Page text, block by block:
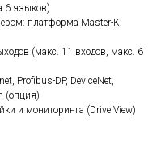
6 языков)
платформа Master-K:
(макс. 11 входов, макс. 6
Profibus-DP, DeviceNet,
(опция)
и мониторинга (Drive View)